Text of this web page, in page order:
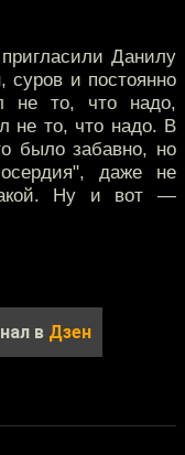
Данилу
суров и постоянно
не то, что надо,
не то, что надо. В
было забавно, но
даже не
Ну и вот —
в Дзен